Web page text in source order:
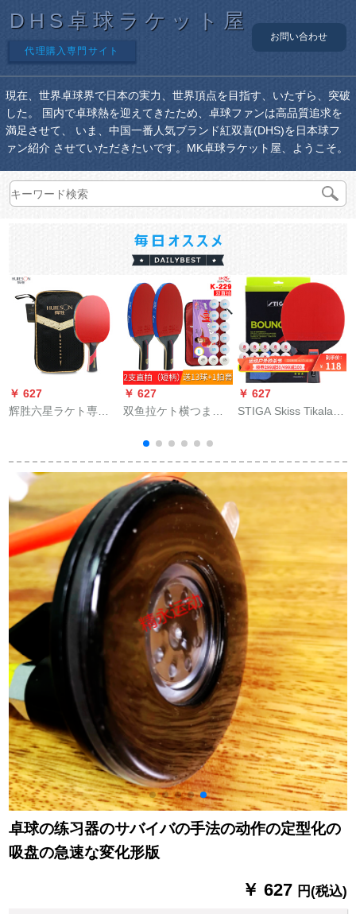
DHS卓球ラケット屋
代理購入専門サイト
お問い合わせ
現在、世界卓球界で日本の実力、世界頂点を目指す、いたずら、突破
した。 国内で卓球熱を迎えてきたため、卓球ファンは高品質追求を
満足させて、 いま、中国一番人気ブランド紅双喜(DHS)を日本球フ
ァン紹介 させていただきたいです。MK卓球ラケット屋、ようこそ。
￥ 627
辉胜六星ラケト専门
ラッケトの长柄を横
にした。
￥ 627
双鱼拉ケト横つまみ
イアングル用卓球ラ
ケト2枚のセトK-229
ストレートシュート
セト
￥ 627
STIGA Skiss Tikalake
ージェク型三星
BOUNCEストールを
撮影します。
卓球の练习器のサバイバの手法の动作の定型化の
吸盘の急速な変化形版
￥ 627 円(税込)